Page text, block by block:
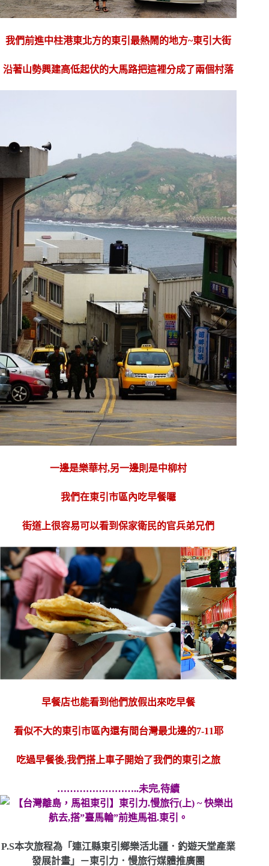
我們前進中柱港東北方的東引最熱鬧的地方~東引大街
沿著山勢興建高低起伏的大馬路把這裡分成了兩個村落
一邊是樂華村,另一邊則是中柳村
我們在東引市區內吃早餐囉
街道上很容易可以看到保家衛民的官兵弟兄們
早餐店也能看到他們放假出來吃早餐
看似不大的東引市區內還有間台灣最北邊的7-11耶
吃過早餐後,我們搭上車子開始了我們的東引之旅
……………………..未完,待續
P.S本次旅程為「連江縣東引鄉樂活北疆．釣遊天堂產業
發展計畫」－東引力．慢旅行媒體推廣團